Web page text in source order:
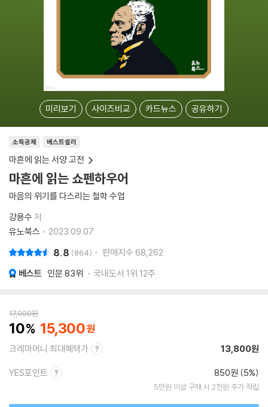
미리보기 사이즈비교 카드뉴스 공유하기
소득공제 베스트셀러
마흔에 읽는 서양 고전
마흔에 읽는 쇼펜하우어
마음의 위기를 다스리는 철학 수업
강용수 저
유노북스
2023.09.07.
8.8 864 판매지수 68,262
베스트 인문 83위 국내도서 1위 12주
17,000원
10 15,300
크레마머니 최대혜택가 13,800원
YES포인트 850원 (5%)
5만원 이상 구매 시 2천원 추가 적립